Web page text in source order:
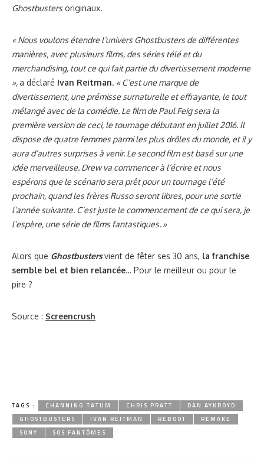
Ghostbusters originaux.
« Nous voulons étendre l’univers Ghostbusters de différentes
manières, avec plusieurs films, des séries télé et du
merchandising, tout ce qui fait partie du divertissement moderne
», a déclaré Ivan Reitman. « C’est une marque de
divertissement, une prémisse surnaturelle et effrayante, le tout
mélangé avec de la comédie. Le film de Paul Feig sera la
première version de ceci, le tournage débutant en juillet 2016. Il
dispose de quatre femmes parmi les plus drôles du monde, et il y
aura d’autres surprises à venir. Le second film est basé sur une
idée merveilleuse. Drew va commencer à l’écrire et nous
espérons que le scénario sera prêt pour un tournage l’été
prochain, quand les frères Russo seront libres, pour une sortie
l’année suivante. C’est juste le commencement de ce qui sera, je
l’espère, une série de films fantastiques. »
Alors que Ghostbustersvient de fêter ses 30 ans, la franchise
semble bel et bien relancée… Pour le meilleur ou pour le
pire ?
Source : Screencrush
TAGS : CHANNING TATUM CHRIS PRATT
DAN AYKROYD
GHOSTBUSTERS
IVAN REITMAN REBOOT
REMAKE
SONY
SOS FANTÔMES